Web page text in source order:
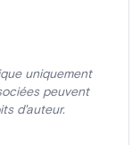
uniquement
peuvent
d'auteur.